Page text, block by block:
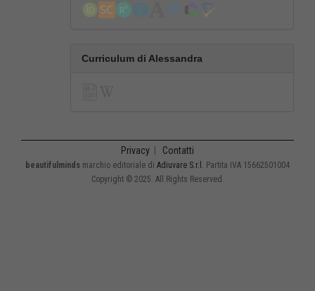
Curriculum di Alessandra
Privacy Contatti
beautifulminds marchio editoriale di Adiuvare S.r.l. Partita IVA 15662501004
Copyright © 2025. All Rights Reserved.